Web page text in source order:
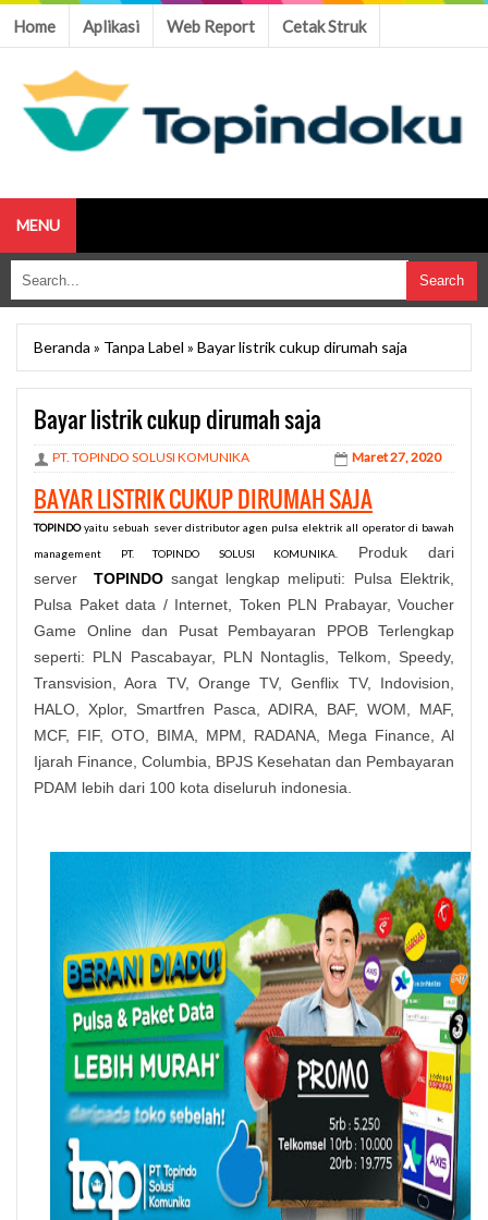
Home Aplikasi Web Report Cetak Struk
MENU
Beranda » Tanpa Label » Bayar listrik cukup dirumah saja
Bayar listrik cukup dirumah saja
PT. TOPINDO SOLUSI KOMUNIKA Maret 27, 2020
BAYAR LISTRIK CUKUP DIRUMAH SAJA
TOPINDOyaitu sebuah sever distributor agen pulsa elektrik all operator di bawah
management PT. TOPINDO SOLUSI KOMUNIKA.
Produk dari
server TOPINDO sangat lengkap meliputi: Pulsa Elektrik,
Pulsa Paket data / Internet, Token PLN Prabayar, Voucher
Game Online dan Pusat Pembayaran PPOB Terlengkap
seperti: PLN Pascabayar, PLN Nontaglis, Telkom, Speedy,
Transvision, Aora TV, Orange TV, Genflix TV, Indovision,
HALO, Xplor, Smartfren Pasca, ADIRA, BAF, WOM, MAF,
MCF, FIF, OTO, BIMA, MPM, RADANA, Mega Finance, Al
Ijarah Finance, Columbia, BPJS Kesehatan dan Pembayaran
PDAM lebih dari 100 kota diseluruh indonesia.